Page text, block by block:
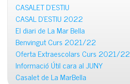
CASALET D’ESTIU
CASAL D’ESTIU 2022
El diari de La Mar Bella
Benvingut Curs 2021/22
Oferta Extraescolars Curs 2021/22
Informació Útil cara al JUNY
Casalet de La MarBella